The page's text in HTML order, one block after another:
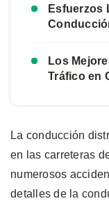
Esfuerzos
Los
Tráfico en
La conducción
en las carreteras
numerosos
detalles de la